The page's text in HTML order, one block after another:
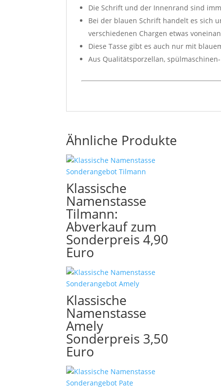
Die Schrift und der Innenrand sind
Bei der blauen Schrift handelt es sich
verschiedenen Chargen etwas
Diese Tasse gibt es auch nur mit
Aus Qualitätsporzellan,
Ähnliche Produkte
Klassische
Namenstasse
Tilmann:
Abverkauf zum
Sonderpreis 4,90
Euro
Klassische
Namenstasse
Amely
Sonderpreis 3,50
Euro